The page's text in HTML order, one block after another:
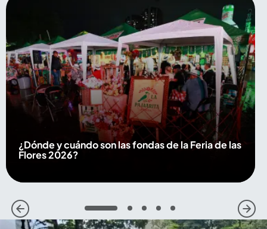
¿Dónde y cuándo son las fondas de la Feria de las
Flores 2026?
1 2 3 4 5